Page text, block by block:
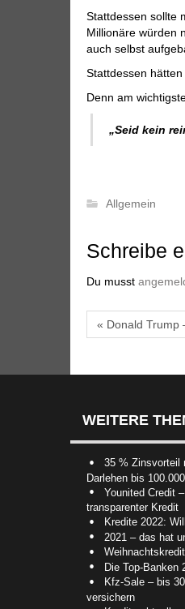
Stattdessen sollte
Millionäre würden
auch selbst
Stattdessen
Denn am
„Seid kein
Allgemein
Schreibe
Du musst
« Donald Trump
WEITERE
35 % Zinsvorteil
Darlehen bis
Younited Credit
transparenter Kredit
Kredite 2022:
2021 – das hat
Die Top-Banken
Kfz-Sale – bis
versichern